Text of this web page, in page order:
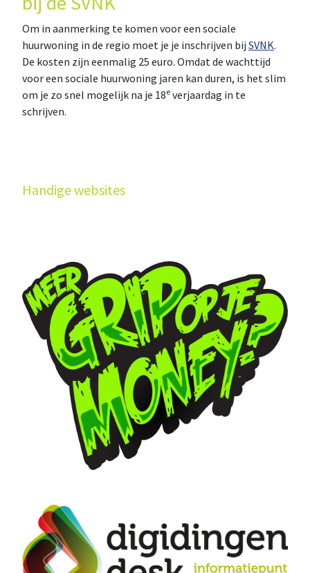
Om in aanmerking te komen voor een sociale
huurwoning in de regio moet je je inschrijven bij SVNK.
De kosten zijn eenmalig 25 euro. Omdat de wachttijd
voor een sociale huurwoning jaren kan duren, is het slim
om je zo snel mogelijk na je 18e verjaardag in te
schrijven.
Handige websites